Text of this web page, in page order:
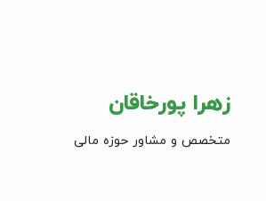
زهرا پورخاقان
متخصص و مشاور حوزه مالی